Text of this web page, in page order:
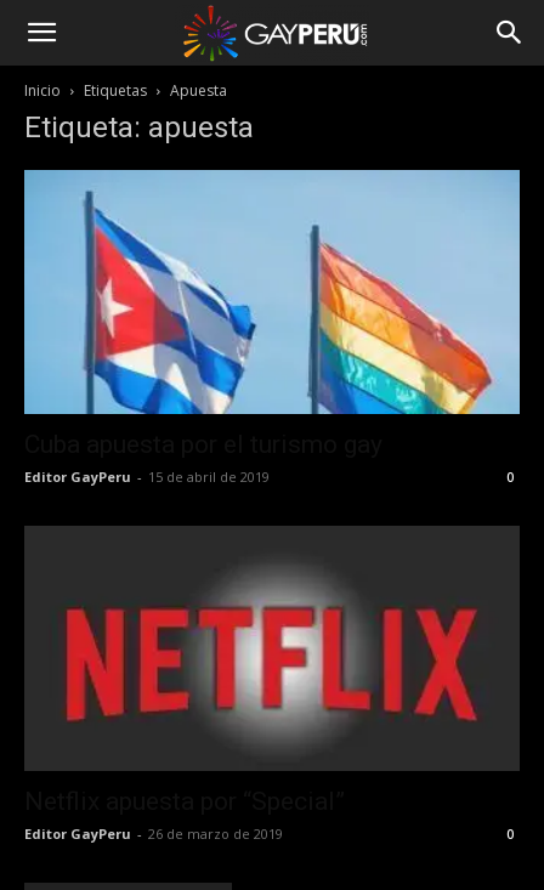
Inicio Etiquetas Apuesta
Etiqueta: apuesta
Editor GayPeru - 15 de abril de 2019 0
Editor GayPeru - 26 de marzo de 2019 0